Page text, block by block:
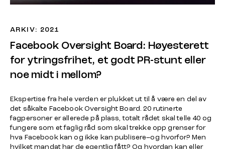
ARKIV: 2021
Facebook Oversight Board: Høyesterett
for ytringsfrihet, et godt PR-stunt eller
noe midt i mellom?
Ekspertise fra hele verden er plukket ut til å være en del av
det såkalte Facebook Oversight Board. 20 rutinerte
fagpersoner er allerede på plass, totalt rådet skal telle 40 og
fungere som et faglig råd som skal trekke opp grenser for
hva Facebook kan og ikke kan publisere–og hvorfor? Men
hvilket mandat har de egentlig fått? Og hvordan kan eller